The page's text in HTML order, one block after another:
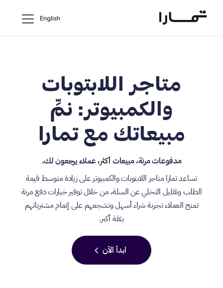
English
متاجر اللابتوبات
والكمبيوتر: نمِّ
مبيعاتك مع تمارا
مدفوعات مرنة، مبيعات أكثر، عملاء يرجعون لك.
تساعد تمارا متاجر اللابتوبات والكمبيوتر على زيادة متوسط قيمة
الطلب وتقليل التخلي عن السلة، من خلال توفير خيارات دفع مرنة
تمنح العملاء تجربة شراء أسهل وتشجعهم على إتمام مشترياتهم
بثقة أكبر.
ابدأ الآن chevron_left